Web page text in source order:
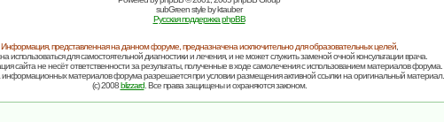
subGreen style byktauber
Русская поддержка phpBB
Информация, представленная на данном форуме, предназначена исключительно для образовательных целей,
использоваться для самостоятельной диагностики и лечения, и не может служить заменой очной консультации врача.
сайта не несёт ответственности за результаты, полученные в ходе самолечения с использованием материалов форума.
информационных материалов форума разрешается при условии размещения активной ссылки на оригинальный материал.
(c) 2008blizzard. Все права защищены и охраняются законом.